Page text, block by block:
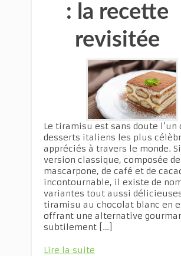
: la recette
revisitée
Le tiramisu est sans doute l’un
desserts italiens les plus
appréciés à travers le monde.
version classique, composée de
mascarpone, de café et de
incontournable, il existe de
variantes tout aussi
tiramisu au chocolat blanc en
offrant une alternative
subtilement […]
Lire la suite